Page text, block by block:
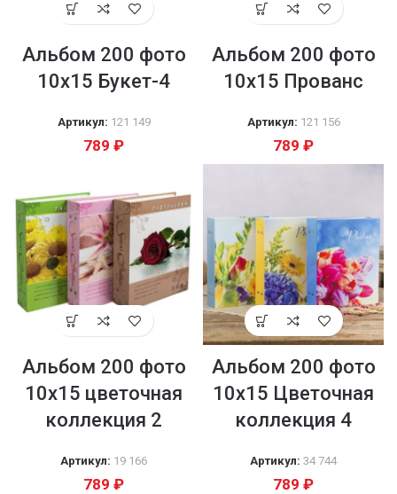
Альбом 200 фото
10х15 Букет-4
Артикул: 121 149
789 ₽
Альбом 200 фото
10х15 Прованс
Артикул: 121 156
789 ₽
Альбом 200 фото
10х15 цветочная
коллекция 2
Артикул: 19 166
789 ₽
Альбом 200 фото
10х15 Цветочная
коллекция 4
Артикул: 34 744
789 ₽